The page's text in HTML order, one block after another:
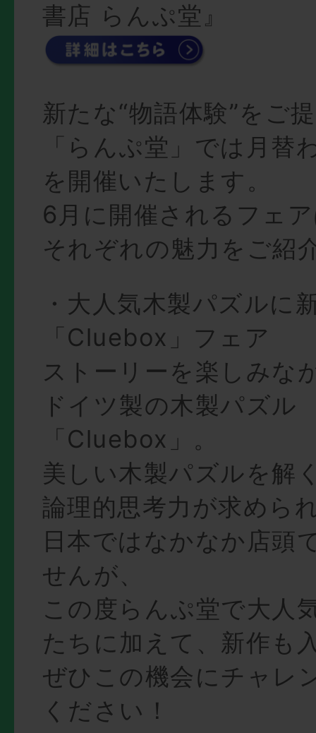
書店 らんぷ堂』
新たな“物語体験”をご
「らんぷ堂」では月替
を開催いたします。
6月に開催されるフェ
それぞれの魅力をご紹
・大人気木製パズルに
「Cluebox」フェア
ストーリーを楽しみな
ドイツ製の木製パズル
「Cluebox」。
美しい木製パズルを解
論理的思考力が求めら
日本ではなかなか店頭
せんが、
この度らんぷ堂で大人
たちに加えて、新作も
ぜひこの機会にチャレ
ください！